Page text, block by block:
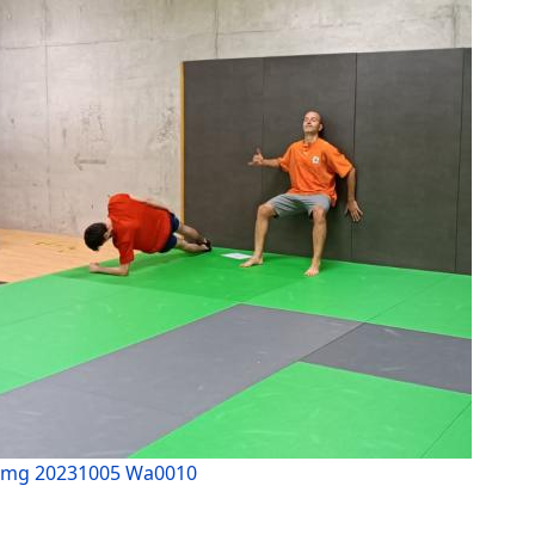
20231005 Wa0010